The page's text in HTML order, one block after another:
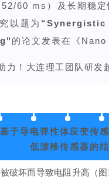
60 ms）及长期稳
以题为 “
" 的论文发表在《
基于导电弹性体应变传
低漂移传感器的
坏而导致电阻升高（